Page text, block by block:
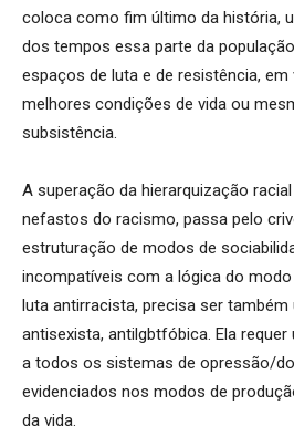
coloca como fim último da história,
dos tempos essa parte da
espaços de luta e de resistência,
melhores condições de vida ou
subsistência.
A superação da hierarquização
nefastos do racismo, passa pelo
estruturação de modos de
incompatíveis com a lógica do
luta antirracista, precisa ser
antisexista, antilgbtfóbica. Ela
a todos os sistemas de opressão/
evidenciados nos modos de
da vida.